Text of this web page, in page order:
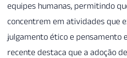
equipes humanas, permitindo
concentrem em atividades que
julgamento ético e pensamento
recente destaca que a adoção